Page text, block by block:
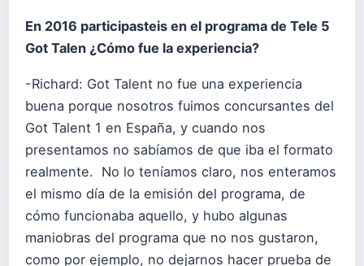
En 2016 participasteis en el programa de Tele 5
Got Talen ¿Cómo fue la experiencia?
-Richard: Got Talent no fue una experiencia
buena porque nosotros fuimos concursantes del
Got Talent 1 en España, y cuando nos
presentamos no sabíamos de que iba el formato
realmente. No lo teníamos claro, nos enteramos
el mismo día de la emisión del programa, de
cómo funcionaba aquello, y hubo algunas
maniobras del programa que no nos gustaron,
como por ejemplo, no dejarnos hacer prueba de